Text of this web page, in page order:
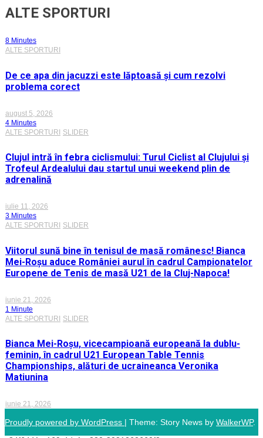
ALTE SPORTURI
8 Minutes
ALTE SPORTURI
De ce apa din jacuzzi este lăptoasă și cum rezolvi
problema corect
august 5, 2026
4 Minutes
ALTE SPORTURI SLIDER
Clujul intră în febra ciclismului: Turul Ciclist al Clujului și
Trofeul Ardealului dau startul unui weekend plin de
adrenalină
iulie 11, 2026
3 Minutes
ALTE SPORTURI
SLIDER
Viitorul sună bine în tenisul de masă românesc! Bianca
Mei-Roșu aduce României aurul în cadrul Campionatelor
Europene de Tenis de masă U21 de la Cluj-Napoca!
iunie 21, 2026
1 Minute
ALTE SPORTURI SLIDER
Bianca Mei-Roșu, vicecampioană europeană la dublu-
feminin, în cadrul U21 European Table Tennis
Championships, alături de ucraineanca Veronika
Matiunina
iunie 21, 2026
Proudly powered by WordPress | Theme: Story News by WalkerWP.